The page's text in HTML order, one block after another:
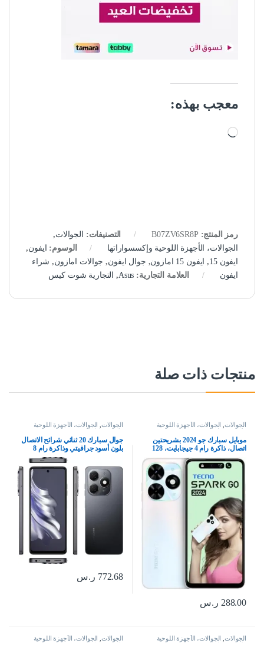
معجب بهذه:
جاري التحميل…
رمز المنتج: B07ZV6SR8P التصنيفات: الجوالات,
الجوالات، الأجهزة اللوحية وإكسسواراتها
الوسوم: ايفون,
ايفون 15
, ايفون 15 امازون , جوال ايفون, جوالات امازون, شراء
ايفون
العلامة التجارية: Asus
, التجارية شوت كيس
منتجات ذات صلة
الجوالات الجوالات، الأجهزة اللوحية
وإكسسواراتها
موبايل سبارك جو 2024 بشريحتين
اتصال، ذاكرة رام 4 جيجابايت، 128
اصدار الشرق الاوسط، ابيض
288.00 ر.س
الجوالات الجوالات، الأجهزة اللوحية
وإكسسواراتها
جوال سبارك 20 ثنائي شرائح الاتصال
بلون أسود جرافيتي وذاكرة رام 8
جيجابايت وذاكرة داخلية 256 جيجابايت
الجيل الرابع – إصدار الشرق الأوسط،
كيه جيه 5 ان
772.68 ر.س
الجوالات الجوالات، الأجهزة اللوحية
وإكسسواراتها
الجوالات الجوالات، الأجهزة اللوحية
وإكسسواراتها